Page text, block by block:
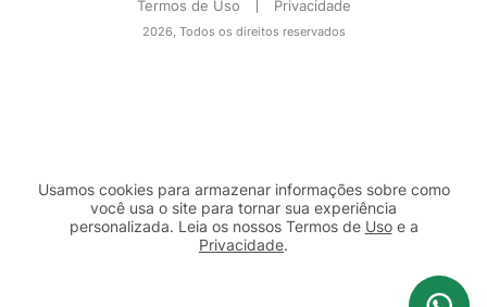
Termos de Uso Privacidade
2026, Todos os direitos reservados
Usamos cookies para armazenar informações sobre como
você usa o site para tornar sua experiência
personalizada. Leia os nossos Termos de Usoe a
Privacidade.